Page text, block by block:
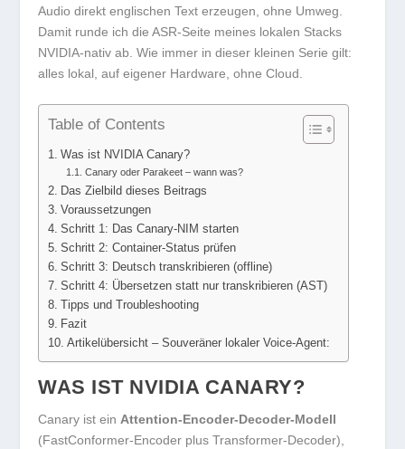
Audio direkt englischen Text erzeugen, ohne Umweg.
Damit runde ich die ASR-Seite meines lokalen Stacks
NVIDIA-nativ ab. Wie immer in dieser kleinen Serie gilt:
alles lokal, auf eigener Hardware, ohne Cloud.
Table of Contents
Was ist NVIDIA Canary?
Canary oder Parakeet – wann was?
Das Zielbild dieses Beitrags
Voraussetzungen
Schritt 1: Das Canary-NIM starten
Schritt 2: Container-Status prüfen
Schritt 3: Deutsch transkribieren (offline)
Schritt 4: Übersetzen statt nur transkribieren (AST)
Tipps und Troubleshooting
Fazit
Artikelübersicht – Souveräner lokaler Voice-Agent:
WAS IST NVIDIA CANARY?
Canary ist einAttention-Encoder-Decoder-Modell
(FastConformer-Encoder plus Transformer-Decoder),